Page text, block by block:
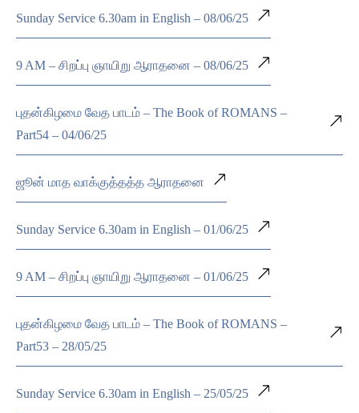
Sunday Service 6.30am in English – 08/06/25
9 AM – சிறப்பு ஞாயிறு ஆராதனை – 08/06/25
புதன்கிழமை வேத பாடம் – The Book of ROMANS –
Part54 – 04/06/25
ஜூன் மாத வாக்குத்தத்த ஆராதனை
Sunday Service 6.30am in English – 01/06/25
9 AM – சிறப்பு ஞாயிறு ஆராதனை – 01/06/25
புதன்கிழமை வேத பாடம் – The Book of ROMANS –
Part53 – 28/05/25
Sunday Service 6.30am in English – 25/05/25